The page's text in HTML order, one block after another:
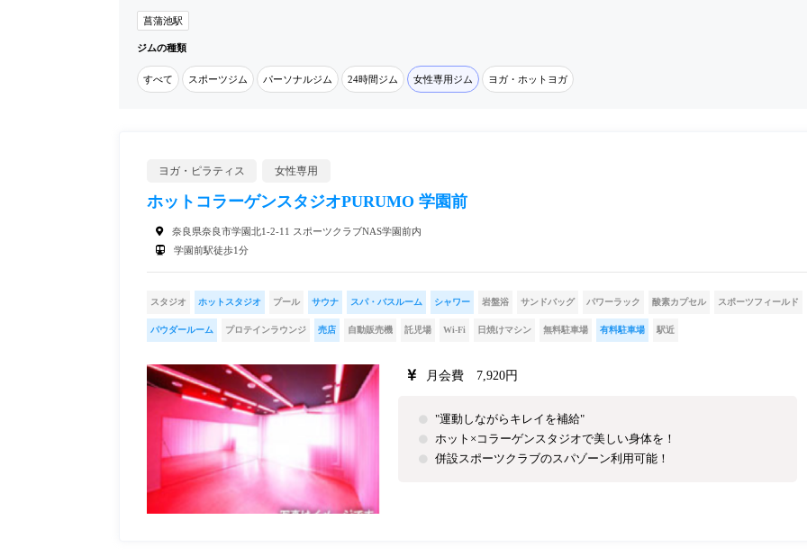
菖蒲池駅
ジムの種類
すべて スポーツジム パーソナルジム 24時間ジム 女性専用ジム ヨガ・ホットヨガ
ヨガ・ピラティス 女性専用
ホットコラーゲンスタジオPURUMO 学園前
奈良県奈良市学園北1-2-11 スポーツクラブNAS学園前内
学園前駅徒歩1分
スタジオ ホットスタジオ プール サウナ スパ・バスルーム シャワー 岩盤浴 サンドバッグ パワーラック 酸素カプセル スポーツフィールド
パウダールーム プロテインラウンジ 売店 自動販売機 託児場 Wi-Fi 日焼けマシン 無料駐車場 有料駐車場 駅近
月会費 7,920円
"運動しながらキレイを補給"
ホット×コラーゲンスタジオで美しい身体を！
併設スポーツクラブのスパゾーン利用可能！